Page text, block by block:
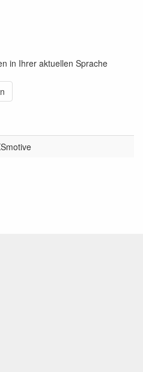
in Ihrer aktuellen Sprache